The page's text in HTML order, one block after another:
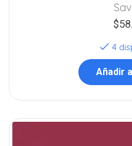
$
4
Añadir